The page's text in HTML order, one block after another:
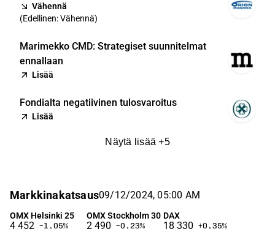
Vähennä
(Edellinen: Vähennä)
Marimekko CMD: Strategiset suunnitelmat
ennallaan
Lisää
Fondialta negatiivinen tulosvaroitus
Lisää
Näytä lisää +5
Markkinakatsaus09/12/2024, 05:00 AM
OMX Helsinki 25
4 452 −1,05%
OMX Stockholm 30
2 490 −0,23%
DAX
18 330 +0,35%